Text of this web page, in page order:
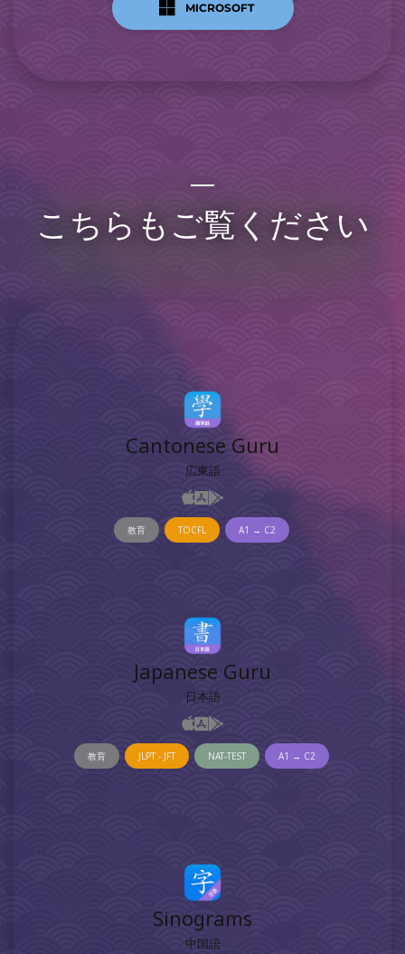
MICROSOFT
こちらもご覧ください
Cantonese Guru
広東語
教育 TOCFL A1 → C2
Japanese Guru
日本語
教育 JLPT - JFT NAT-TEST A1 → C2
Sinograms
中国語